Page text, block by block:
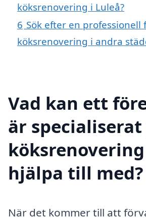
köksrenovering i Luleå?
6 Sök efter en professionell
köksrenovering i andra
Vad kan ett
är specialiserat
hjälpa till med?
När det kommer till att